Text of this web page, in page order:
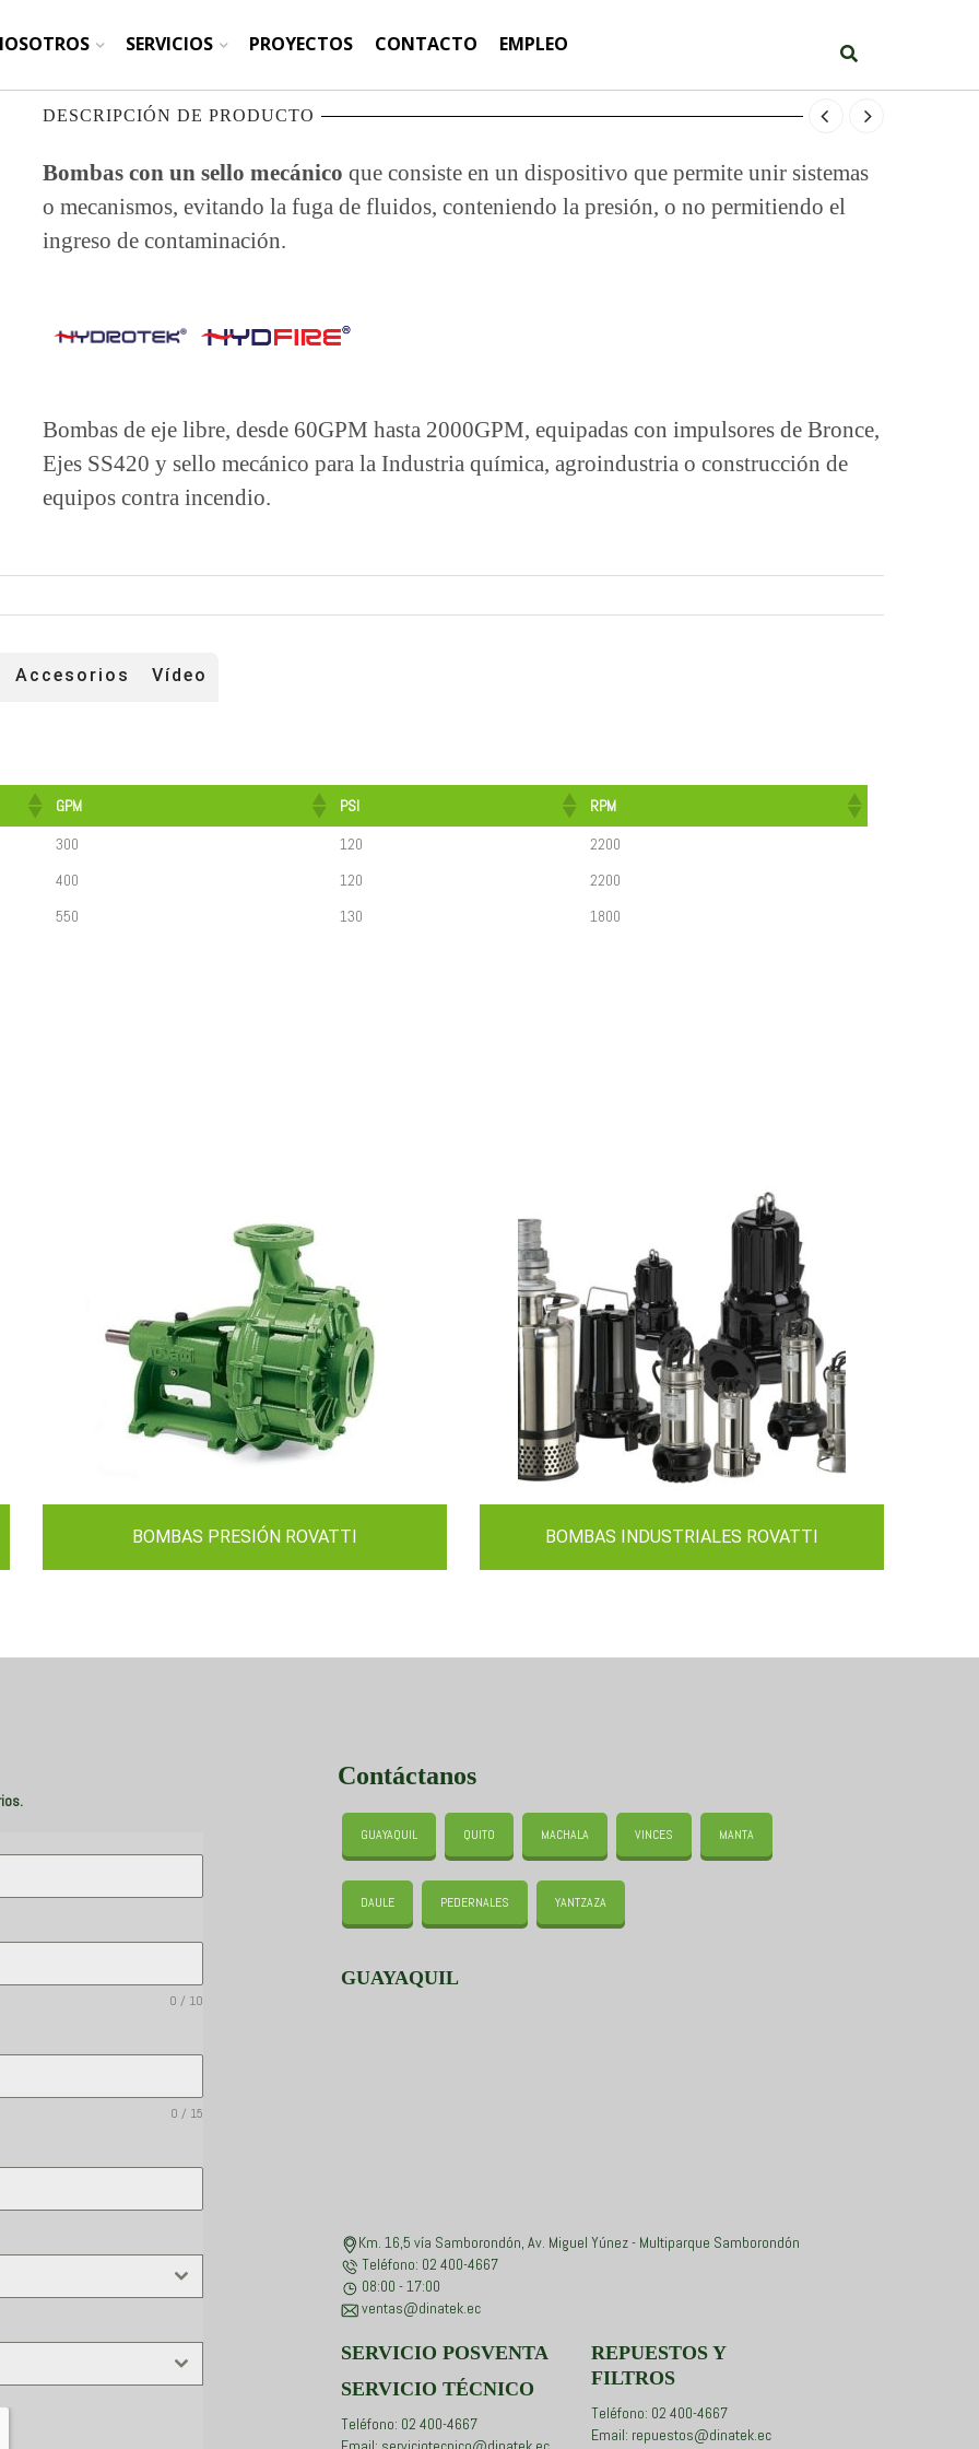
SERVICIOS PROYECTOS CONTACTO EMPLEO
DESCRIPCIÓN DE PRODUCTO
Bombas con un sello mecánico que consiste en un dispositivo que permite unir sistemas
o mecanismos, evitando la fuga de fluidos, conteniendo la presión, o no permitiendo el
ingreso de contaminación.
Bombas de eje libre, desde 60GPM hasta 2000GPM, equipadas con impulsores de Bronce,
Ejes SS420 y sello mecánico para la Industria química, agroindustria o construcción de
equipos contra incendio.
Accesorios Vídeo
GPM PSI
RPM
300
120
2200
400
120
2200
550
130 1800
BOMBAS PRESIÓN ROVATTI BOMBAS INDUSTRIALES ROVATTI
0 / 10
0 / 15
Contáctanos
GUAYAQUIL QUITO MACHALA VINCES MANTA
DAULE PEDERNALES YANTZAZA
GUAYAQUIL
Km. 16,5 vía Samborondón, Av. Miguel Yúnez - Multiparque Samborondón
Teléfono: 02 400-4667
08:00 - 17:00
ventas@dinatek.ec
SERVICIO POSVENTA
SERVICIO TÉCNICO
Teléfono: 02 400-4667
REPUESTOS Y
FILTROS
Teléfono: 02 400-4667
Email: repuestos@dinatek.ec